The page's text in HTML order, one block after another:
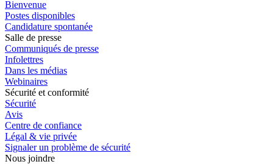
Bienvenue
Postes disponibles
Candidature spontanée
Salle de presse
Communiqués de presse
Infolettres
Dans les médias
Webinaires
Sécurité et conformité
Sécurité
Avis
Centre de confiance
Légal & vie privée
Signaler un problème de sécurité
Nous joindre